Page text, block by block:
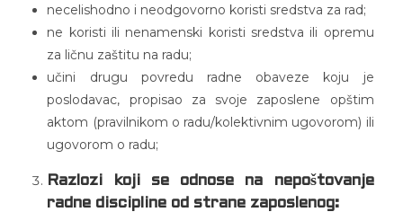
necelishodno i neodgovorno koristi sredstva za rad;
ne koristi ili nenamenski koristi sredstva ili opremu
za ličnu zaštitu na radu;
učini drugu povredu radne obaveze koju je
poslodavac, propisao za svoje zaposlene opštim
aktom (pravilnikom o radu/kolektivnim ugovorom) ili
ugovorom o radu;
Razlozi koji se odnose na nepoštovanje
radne discipline od strane zaposlenog: